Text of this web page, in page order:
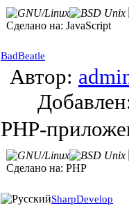
Сделано на: JavaScript
BadBeatle
Автор:
PHP-
Сделано на: PHP
SharpDevelop